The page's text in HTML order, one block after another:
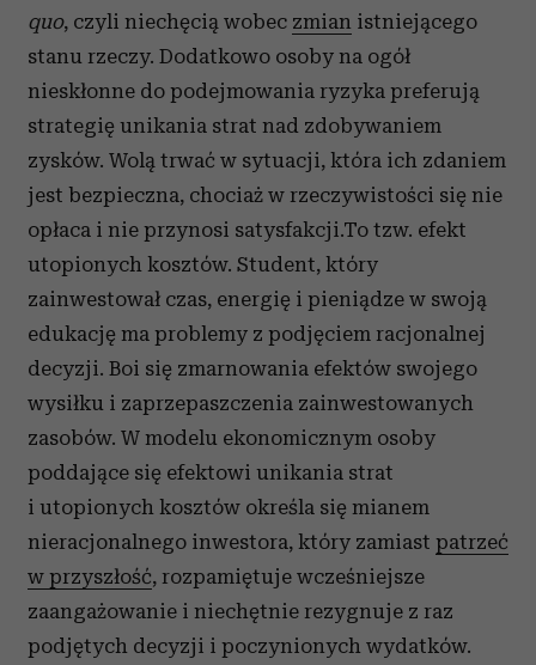
quo, czyli niechęcią wobec zmian istniejącego
stanu rzeczy. Dodatkowo osoby na ogół
nieskłonne do podejmowania ryzyka preferują
strategię unikania strat nad zdobywaniem
zysków. Wolą trwać w sytuacji, która ich zdaniem
jest bezpieczna, chociaż w rzeczywistości się nie
opłaca i nie przynosi satysfakcji.To tzw. efekt
utopionych kosztów. Student, który
zainwestował czas, energię i pieniądze w swoją
edukację ma problemy z podjęciem racjonalnej
decyzji. Boi się zmarnowania efektów swojego
wysiłku i zaprzepaszczenia zainwestowanych
zasobów. W modelu ekonomicznym osoby
poddające się efektowi unikania strat
i utopionych kosztów określa się mianem
nieracjonalnego inwestora, który zamiast patrzeć
w przyszłość, rozpamiętuje wcześniejsze
zaangażowanie i niechętnie rezygnuje z raz
podjętych decyzji i poczynionych wydatków.